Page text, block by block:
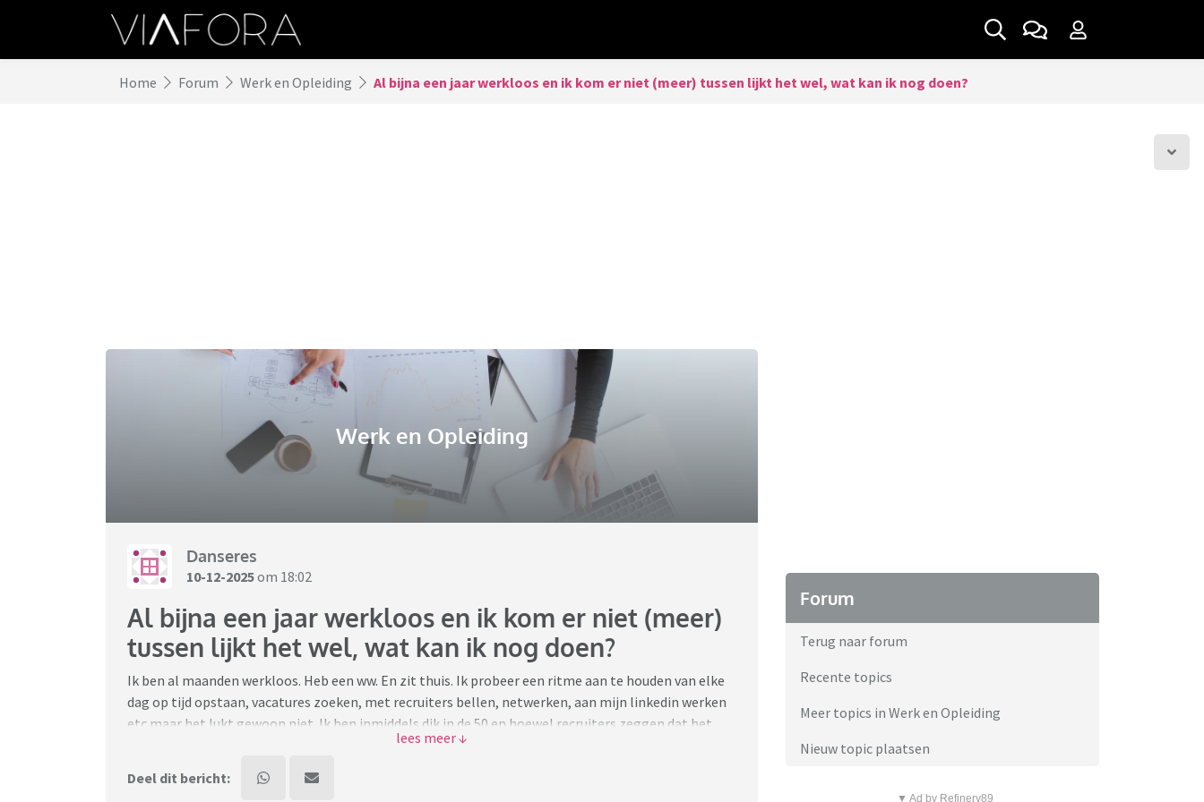
Home Forum Werk en Opleiding Al bijna een jaar werkloos en ik kom er niet (meer) tussen lijkt het wel, wat kan ik nog doen?
Werk en Opleiding
Danseres
10-12-2025om 18:02
Al bijna een jaar werkloos en ik kom er niet (meer)
tussen lijkt het wel, wat kan ik nog doen?
Ik ben al maanden werkloos. Heb een ww. En zit thuis. Ik probeer een ritme aan te houden van elke
dag op tijd opstaan, vacatures zoeken, met recruiters bellen, netwerken, aan mijn linkedin werken
etc maar het lukt gewoon niet. Ik ben inmiddels dik in de 50 en hoewel recruiters zeggen dat het
juist fijn is dat ik wat bagage meeneem begin ik inmiddels anders te denken. Ik solliciteer niet
interim maar het lukt echt niet. Ik snap dat de markt dun gezaaid is in mijn werkveld maar dit is me
Deel dit bericht:
Forum
Terug naar forum
Recente topics
Meer topics in Werk en Opleiding
Nieuw topic plaatsen
▼ Ad by Refinery89